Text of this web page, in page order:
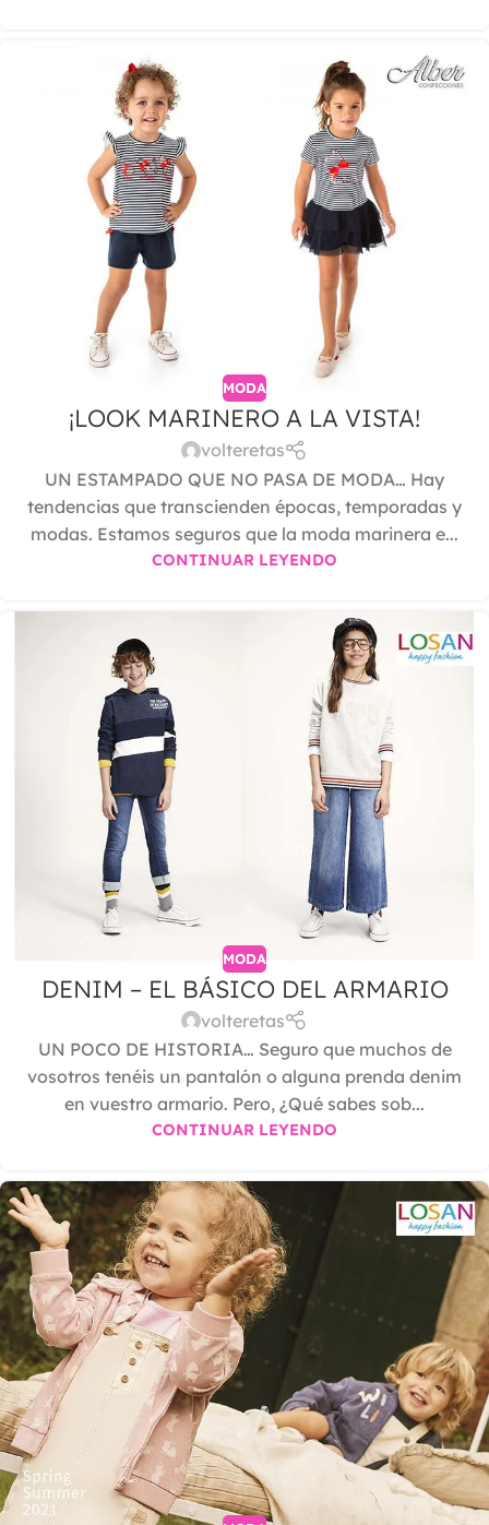
MODA
¡LOOK MARINERO A LA VISTA!
volteretas
UN ESTAMPADO QUE NO PASA DE MODA… Hay
tendencias que transcienden épocas, temporadas y
modas. Estamos seguros que la moda marinera e...
CONTINUAR LEYENDO
MODA
DENIM – EL BÁSICO DEL ARMARIO
volteretas
UN POCO DE HISTORIA… Seguro que muchos de
vosotros tenéis un pantalón o alguna prenda denim
en vuestro armario. Pero, ¿Qué sabes sob...
CONTINUAR LEYENDO